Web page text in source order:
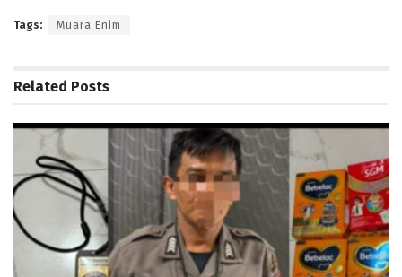
Tags: Muara Enim
Related Posts